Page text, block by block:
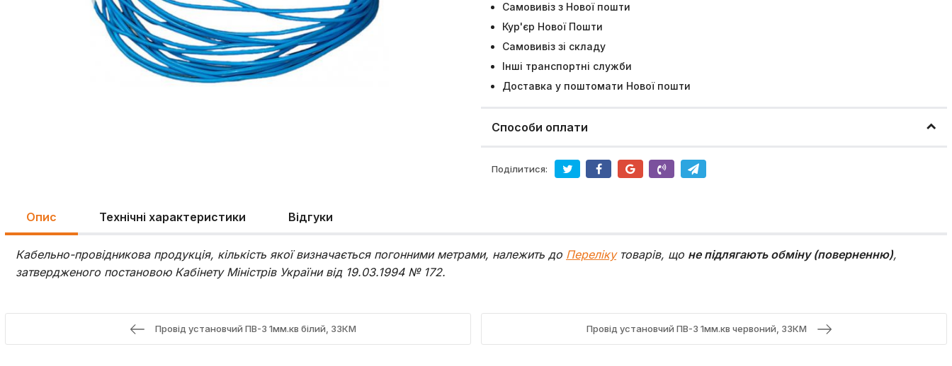
Самовивіз з Нової пошти
Кур'єр Нової Пошти
Самовивіз зі складу
Інші транспортні служби
Доставка у поштомати Нової пошти
Способи оплати
Поділитися:
Опис Технічні характеристики Відгуки
Кабельно-провідникова продукція, кількість якої визначається погонними метрами, належить до Перелікутоварів, що не підлягають обміну (поверненню),
затвердженого постановою Кабінету Міністрів України від 19.03.1994 № 172.
Провід установчий ПВ-3 1мм.кв білий, ЗЗКМ Провід установчий ПВ-3 1мм.кв червоний, ЗЗКМ